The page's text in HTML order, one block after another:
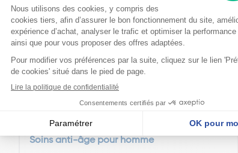
Soins anti-âge pour homme